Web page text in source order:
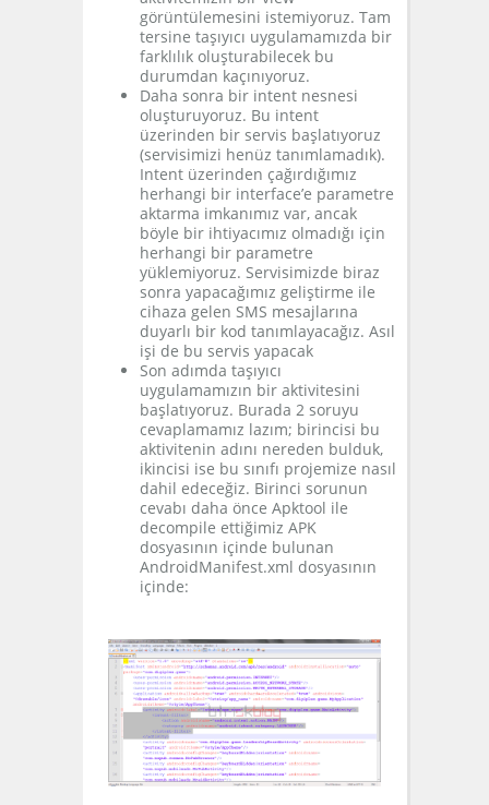
görüntülemesini istemiyoruz. Tam
tersine taşıyıcı uygulamamızda bir
farklılık oluşturabilecek bu
durumdan kaçınıyoruz.
Daha sonra bir intent nesnesi
oluşturuyoruz. Bu intent
üzerinden bir servis başlatıyoruz
(servisimizi henüz tanımlamadık).
Intent üzerinden çağırdığımız
herhangi bir interface’e parametre
aktarma imkanımız var, ancak
böyle bir ihtiyacımız olmadığı için
herhangi bir parametre
yüklemiyoruz. Servisimizde biraz
sonra yapacağımız geliştirme ile
cihaza gelen SMS mesajlarına
duyarlı bir kod tanımlayacağız. Asıl
işi de bu servis yapacak
Son adımda taşıyıcı
uygulamamızın bir aktivitesini
başlatıyoruz. Burada 2 soruyu
cevaplamamız lazım; birincisi bu
aktivitenin adını nereden bulduk,
ikincisi ise bu sınıfı projemize nasıl
dahil edeceğiz. Birinci sorunun
cevabı daha önce Apktool ile
decompile ettiğimiz APK
dosyasının içinde bulunan
AndroidManifest.xml dosyasının
içinde: